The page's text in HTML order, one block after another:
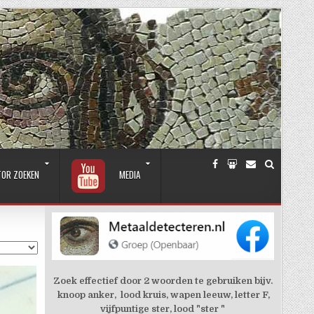
ZOEKEN MEDIA
Zoek effectief door 2 woorden te gebruiken bijv.
knoop anker, lood kruis, wapen leeuw, letter F,
vijfpuntige ster, lood "ster "